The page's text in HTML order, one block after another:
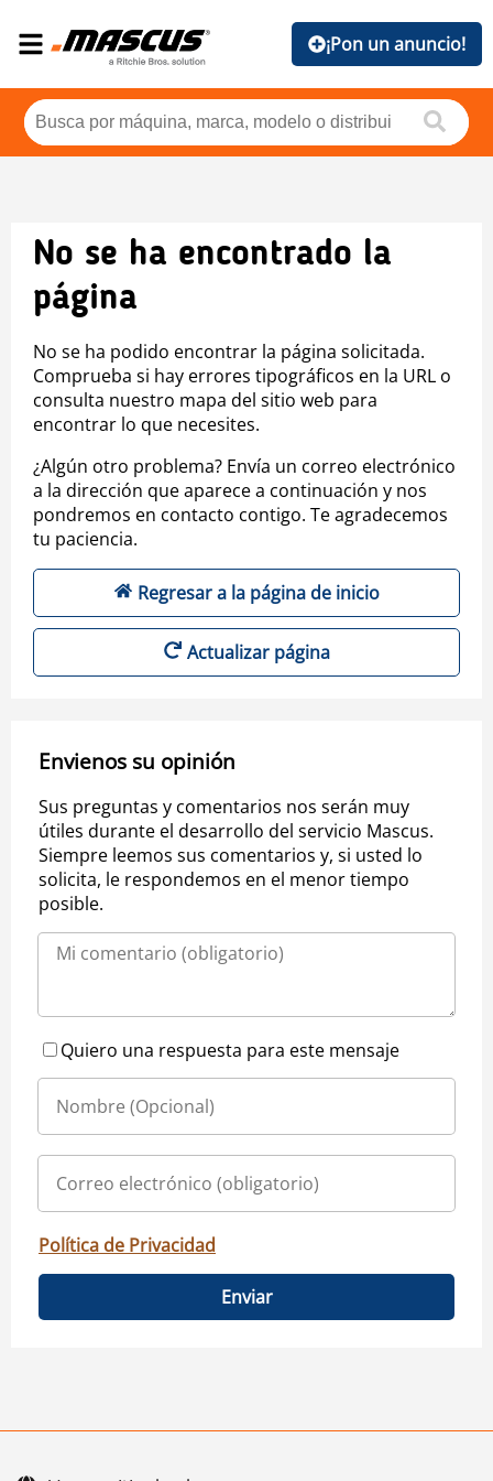
¡Pon un anuncio!
No se ha encontrado la
página
No se ha podido encontrar la página solicitada.
Comprueba si hay errores tipográficos en la URL o
consulta nuestro mapa del sitio web para
encontrar lo que necesites.
¿Algún otro problema? Envía un correo electrónico
a la dirección que aparece a continuación y nos
pondremos en contacto contigo. Te agradecemos
tu paciencia.
Regresar a la página de inicio
Actualizar página
Envienos su opinión
Sus preguntas y comentarios nos serán muy
útiles durante el desarrollo del servicio Mascus.
Siempre leemos sus comentarios y, si usted lo
solicita, le respondemos en el menor tiempo
posible.
Quiero una respuesta para este mensaje
Política de Privacidad
Enviar